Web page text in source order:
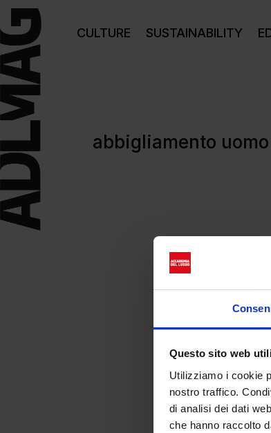
Questo sito web
Utilizziamo i cookie
nostro traffico.
di analisi dei dati
che hanno raccolto
CULTURE SUSTAINABILITY
abbigliamento